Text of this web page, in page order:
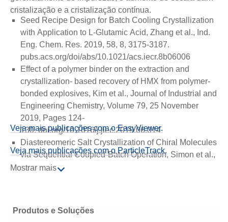
cristalização e a cristalização contínua.
Seed Recipe Design for Batch Cooling Crystallization
with Application to L-Glutamic Acid, Zhang et al., Ind.
Eng. Chem. Res. 2019, 58, 8, 3175-3187.
pubs.acs.org/doi/abs/10.1021/acs.iecr.8b06006
Effect of a polymer binder on the extraction and
crystallization- based recovery of HMX from polymer-
bonded explosives, Kim et al., Journal of Industrial and
Engineering Chemistry, Volume 79, 25 November
2019, Pages 124-
130. doi.org/10.1016/j.jiec.2019.06.014
Diastereomeric Salt Crystallization of Chiral Molecules
via Sequential Coupled-Batch Operation, Simon et al.,
AIChE Journal, Volume 65, Issue
ambroxol hydrochloride, Gyulai et al., Powder
Veja mais publicações com o EasyViewer.
Veja mais publicações com o ParticleTrack.
Mostrar mais
Produtos e Soluções